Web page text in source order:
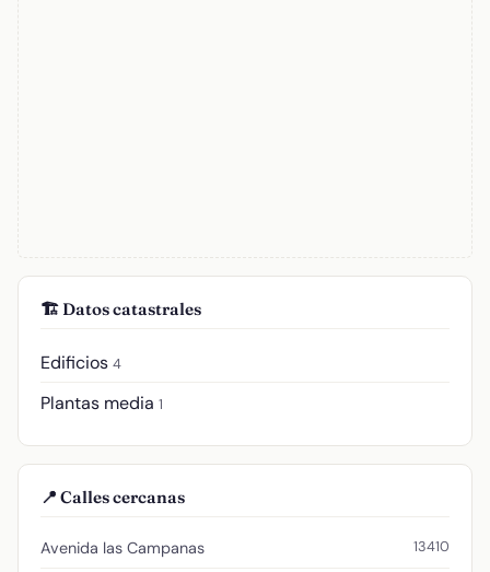
🏗️ Datos catastrales
Edificios 4
Plantas media 1
📍 Calles cercanas
Avenida las Campanas 13410